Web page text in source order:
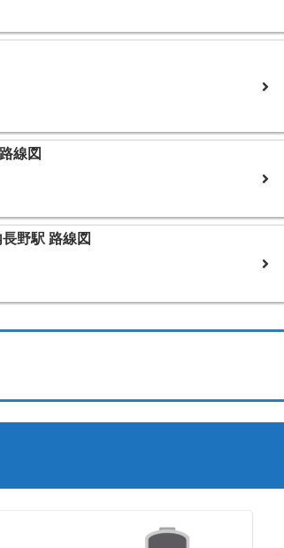
線図
野駅 路線図